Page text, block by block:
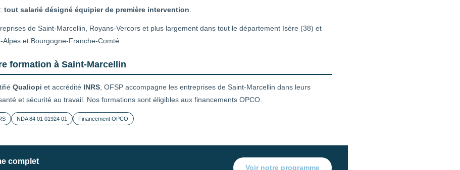
tout salarié désigné équipier de première intervention
de Saint-Marcellin, Royans-Vercors et plus largement dans tout le département Isère (38) et
et Bourgogne-Franche-Comté.
formation à Saint-Marcellin
Qualiopi et accrédité INRS , OFSP accompagne les entreprises de Saint-Marcellin dans leurs
et sécurité au travail. Nos formations sont éligibles aux financements OPCO.
NDA 84 01 01924 01 Financement OPCO
complet
Voir notre programme